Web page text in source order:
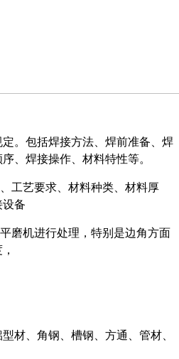
。包括焊接方法、焊前准备、焊
、焊接操作、材料特性等。
工艺要求、材料种类、材料厚
设备
磨机进行处理，特别是边角方面
型材 角钢、槽钢、方通 管材